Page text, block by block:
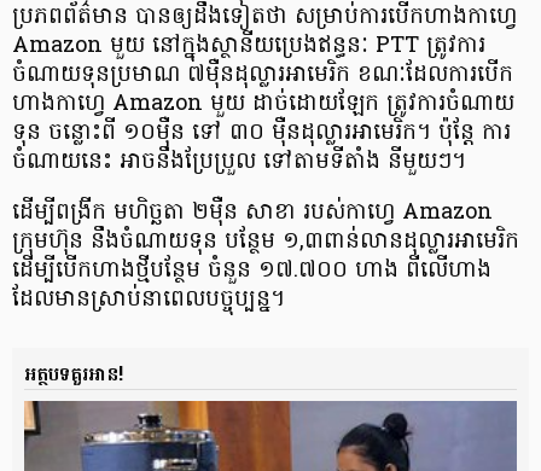
ប្រភពព័ត៌មាន បានឲ្យ​ដឹង​ទៀតថា សម្រាប់​ការ​បើក​ហាង​កាហ្វេ
Amazon មួយ នៅក្នុង​​ស្ថានីយ​ប្រេងឥន្ធនៈ PTT ត្រូវការ​
ចំណាយ​​ទុន​​ប្រមាណ ៧ម៉ឺន​ដុល្លារ​អាមេរិក ខណៈដែល​​ការបើក​​
ហាង​កាហ្វេ​ ​Amazon មួយ​ ដាច់ដោយ​ឡែក​ ត្រូវការ​​ចំណាយ​​
ទុន ចន្លោះពី ១០ម៉ឺន ទៅ ៣០ ម៉ឺន​ដុល្លារ​អាមេរិក។ ប៉ុន្ដែ ការ
ចំណាយនេះ អាចនឹងប្រែប្រួល ទៅតាម​ទីតាំង នីមួយៗ។
ដើម្បីពង្រីក មហិច្ឆតា ២ម៉ឺន សាខា របស់កាហ្វេ Amazon
ក្រុមហ៊ុន នឹង​ចំណាយ​​ទុន បន្ថែម ១,៣ពាន់លាន​ដុល្លារ​អាមេរិក
ដើម្បី​​បើកហាង​​ថ្មី​បន្ថែម ចំនួន ១៧.៧០០ ហាង​ ពីលើ​​ហាង​
ដែលមាន​ស្រាប់​នាពេល​បច្ចុប្បន្ន។
អត្ថបទគួរអាន!